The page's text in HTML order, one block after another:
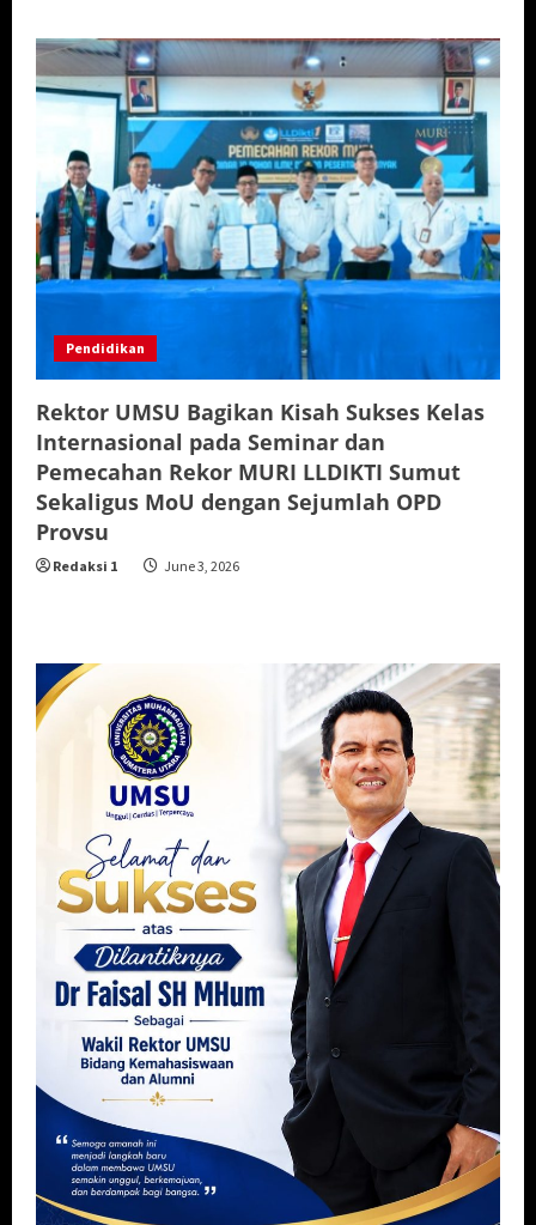
Pendidikan
Rektor UMSU Bagikan Kisah Sukses Kelas
Internasional pada Seminar dan
Pemecahan Rekor MURI LLDIKTI Sumut
Sekaligus MoU dengan Sejumlah OPD
Provsu
Redaksi 1 June 3, 2026